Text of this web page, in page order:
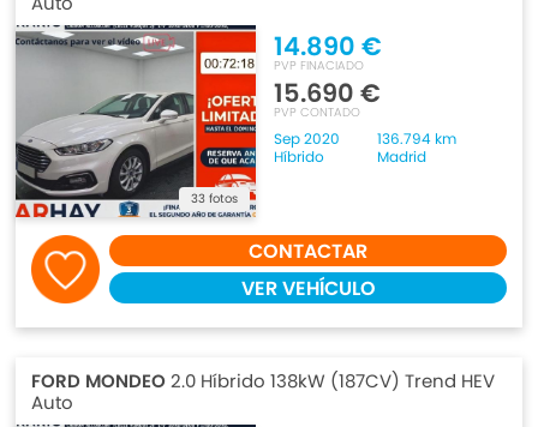
33 fotos
14.890 €
PVP FINACIADO
15.690 €
PVP CONTADO
Sep 2020
136.794 km
Híbrido
Madrid
CONTACTAR
VER VEHÍCULO
FORD MONDEO2.0 Híbrido 138kW (187CV) Trend HEV
Auto